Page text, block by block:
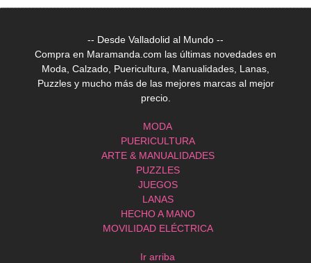
-- Desde Valladolid al Mundo --
Compra en Maramanda.com las últimas novedades en
Moda, Calzado, Puericultura, Manualidades, Lanas,
Puzzles y mucho más de las mejores marcas al mejor
precio.
MODA
PUERICULTURA
ARTE & MANUALIDADES
PUZZLES
JUEGOS
LANAS
HECHO A MANO
MOVILIDAD ELÉCTRICA
Ir arriba